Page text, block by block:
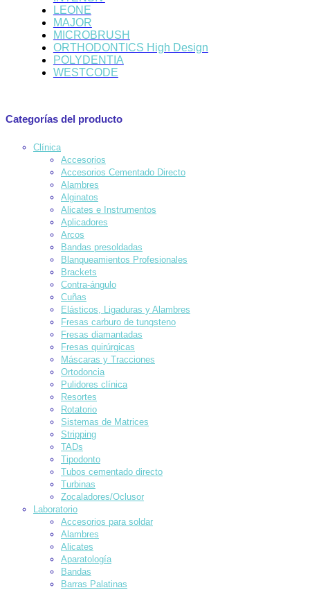
LEONE
MAJOR
MICROBRUSH
ORTHODONTICS High Design
POLYDENTIA
WESTCODE
Categorías del producto
Clínica
Accesorios
Accesorios Cementado Directo
Alambres
Alginatos
Alicates e Instrumentos
Aplicadores
Arcos
Bandas presoldadas
Blanqueamientos Profesionales
Brackets
Contra-ángulo
Cuñas
Elásticos, Ligaduras y Alambres
Fresas carburo de tungsteno
Fresas diamantadas
Fresas quirúrgicas
Máscaras y Tracciones
Ortodoncia
Pulidores clínica
Resortes
Rotatorio
Sistemas de Matrices
Stripping
TADs
Tipodonto
Tubos cementado directo
Turbinas
Zocaladores/Oclusor
Laboratorio
Accesorios para soldar
Alambres
Alicates
Aparatología
Bandas
Barras Palatinas